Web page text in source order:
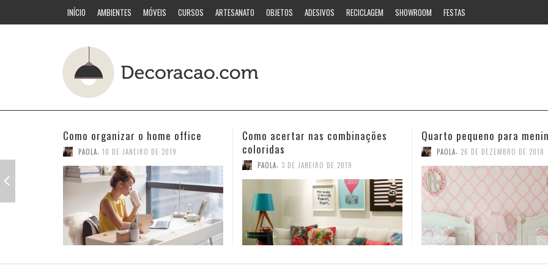
INÍCIO AMBIENTES MÓVEIS CURSOS ARTESANATO OBJETOS ADESIVOS RECICLAGEM SHOWROOM FESTAS
Como acertar nas combinações
coloridas
PAOLA, 3 DE JANEIRO DE 2019
Quarto pequeno para meninas
PAOLA, 26 DE DEZEMBRO DE 2018
Ideias estilosas para o
PAOLA 12 DE NOVEMBRO DE 2018